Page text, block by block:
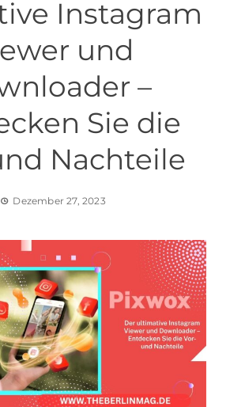
Instagram
und
–
Sie die
Nachteile
Dezember 27, 2023